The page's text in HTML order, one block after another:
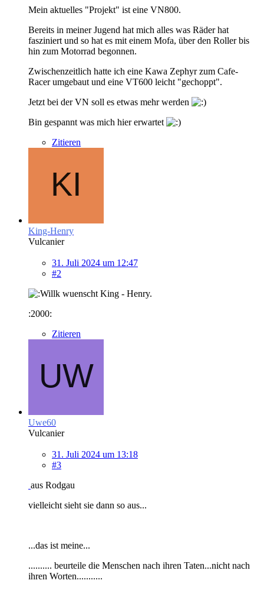
Mein aktuelles "Projekt" ist eine VN800.
Bereits in meiner Jugend hat mich alles was Räder hat
fasziniert und so hat es mit einem Mofa, über den Roller bis
hin zum Motorrad begonnen.
Zwischenzeitlich hatte ich eine Kawa Zephyr zum Cafe-
Racer umgebaut und eine VT600 leicht "gechoppt".
Jetzt bei der VN soll es etwas mehr werden
Bin gespannt was mich hier erwartet
Zitieren
King-Henry
Vulcanier
31. Juli 2024 um 12:47
#2
wuenscht King - Henry.
:2000:
Zitieren
Uwe60
Vulcanier
31. Juli 2024 um 13:18
#3
aus Rodgau
vielleicht sieht sie dann so aus...
...das ist meine...
.......... beurteile die Menschen nach ihren Taten...nicht nach
ihren Worten...........